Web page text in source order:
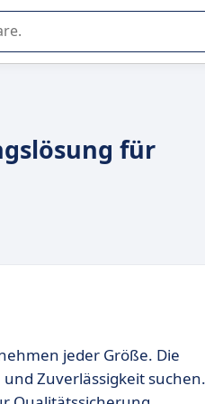
in Unternehmen.
für
jeder Größe. Die
und Zuverlässigkeit